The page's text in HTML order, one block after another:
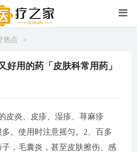
热点 >
好用的药「皮肤科常用药」
皮炎、皮疹、湿疹、荨麻疹
。使用时注意摇匀。2、百多
，毛囊炎，甚至皮肤擦伤、感